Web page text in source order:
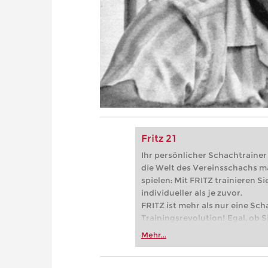
Fritz 21
Ihr persönlicher
die Welt des Vereinsschachs
spielen: Mit FRITZ trainieren
individueller als je zuvor.
FRITZ ist mehr als nur eine
Trainingsrevolution! Egal, ob
Vereinsschachs machen oder
zuvor.
Mehr...